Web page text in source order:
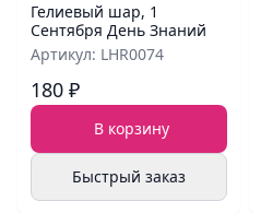
Гелиевый шар, 1
Сентября День Знаний
Артикул: LHR0074
180 ₽
В корзину
Быстрый заказ